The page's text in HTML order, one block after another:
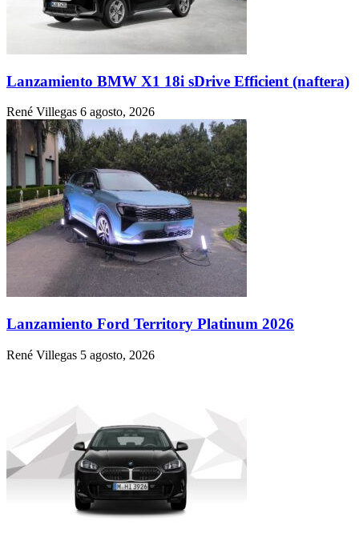
Lanzamiento BMW X1 18i sDrive Efficient (naftera)
René Villegas 6 agosto, 2026
Lanzamiento Ford Territory Platinum 2026
René Villegas 5 agosto, 2026